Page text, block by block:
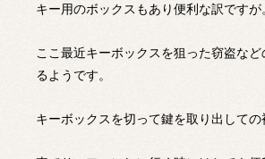
キー用のボックスもあり便利な訳ですが
ここ最近キーボックスを狙った窃盗な
るようです。
キーボックスを切って鍵を取り出しての